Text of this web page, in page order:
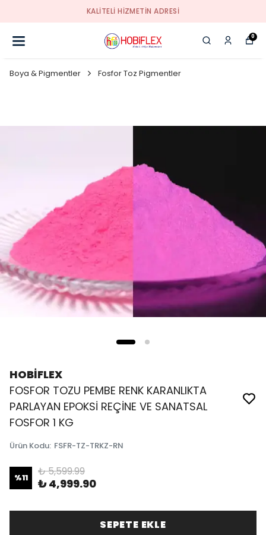
KALİTELİ HİZMETİN ADRESİ
0
Boya & Pigmentler Fosfor Toz Pigmentler
HOBİFLEX
FOSFOR TOZU PEMBE RENK KARANLIKTA
PARLAYAN EPOKSİ REÇİNE VE SANATSAL
FOSFOR 1 KG
Ürün Kodu: FSFR-TZ-TRKZ-RN
%11 ₺ 5,599.99
₺ 4,999.90
SEPETE EKLE